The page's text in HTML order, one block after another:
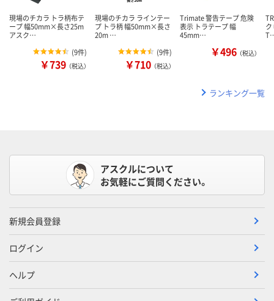
現場のチカラ トラ柄布テ
ープ 幅50mm×長さ25m
アスク…
(9件)
￥739 （税込）
現場のチカラ ラインテー
プ トラ柄 幅50mm×長さ
20m …
(9件)
￥710 （税込）
Trimate 警告テープ 危険
表示 トラテープ 幅
45mm…
￥496 （税込）
ランキング一覧
アスクルについて
お気軽にご質問ください。
新規会員登録
ログイン
ヘルプ